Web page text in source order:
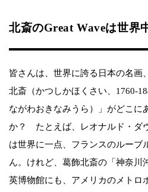
北斎のGreat Waveは世界
皆さんは、世界に誇る日本の名画
北斎（かつしかほくさい、1760-
ながわおきなみうら）」がどこに
か？ たとえば、レオナルド・ダ
は世界に一点、フランスのルーブ
ん。けれど、葛飾北斎の「神奈川
英博物館にも、アメリカのメトロ